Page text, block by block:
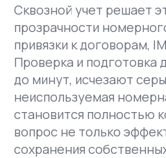
Сквозной учет решает
прозрачности
привязки к договорам,
Проверка и подготовка
до минут, исчезают
неиспользуемая
становится полностью
вопрос не только
сохранения